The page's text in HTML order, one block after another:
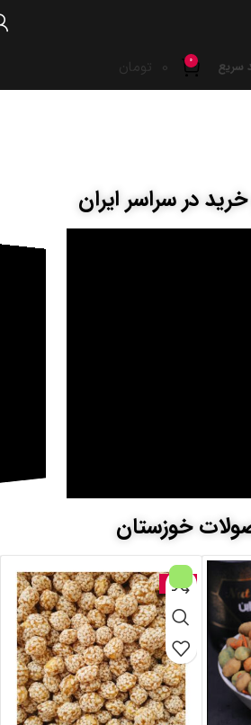
سریع 0
0 تومان
در سراسر ایران
خوزستان
حراج